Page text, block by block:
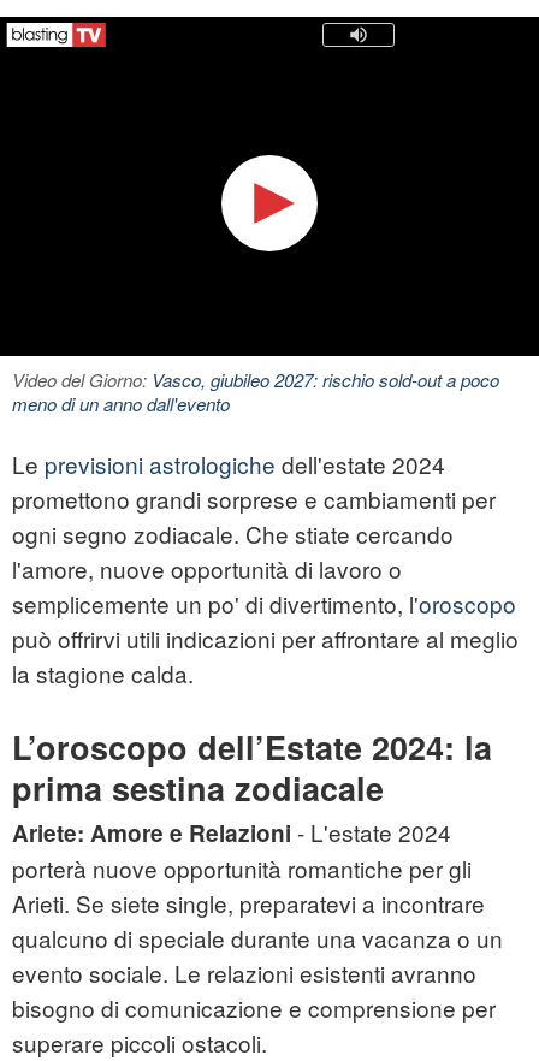
Video del Giorno: Vasco, giubileo 2027: rischio sold-out a poco
meno di un anno dall'evento
Le previsioni astrologiche dell'estate 2024
promettono grandi sorprese e cambiamenti per
ogni segno zodiacale. Che stiate cercando
l'amore, nuove opportunità di lavoro o
semplicemente un po' di divertimento, l'oroscopo
può offrirvi utili indicazioni per affrontare al meglio
la stagione calda.
L’oroscopo dell’Estate 2024: la
prima sestina zodiacale
Ariete: Amore e Relazioni - L'estate 2024
porterà nuove opportunità romantiche per gli
Arieti. Se siete single, preparatevi a incontrare
qualcuno di speciale durante una vacanza o un
evento sociale. Le relazioni esistenti avranno
bisogno di comunicazione e comprensione per
superare piccoli ostacoli.